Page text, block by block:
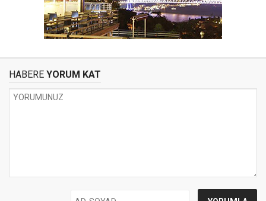
HABERE YORUM KAT